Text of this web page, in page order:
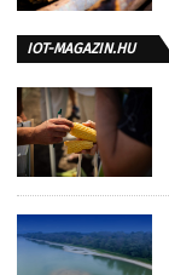
IOT-MAGAZIN.HU